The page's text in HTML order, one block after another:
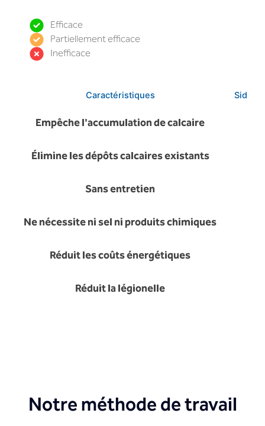
Efficace
Partiellement efficace
Inefficace
Caractéristiques Sidon
Empêche l'accumulation de calcaire
Élimine les dépôts calcaires existants
Sans entretien
Ne nécessite ni sel ni produits chimiques
Réduit les coûts énergétiques
Réduit la légionelle
Notre méthode de travail